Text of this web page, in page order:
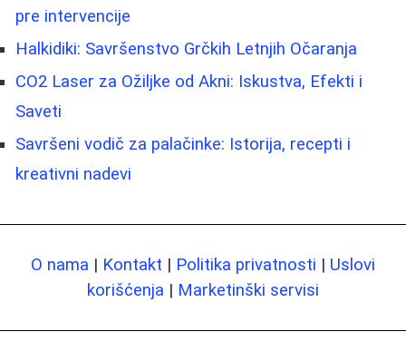
pre intervencije
Halkidiki: Savršenstvo Grčkih Letnjih Očaranja
CO2 Laser za Ožiljke od Akni: Iskustva, Efekti i
Saveti
Savršeni vodič za palačinke: Istorija, recepti i
kreativni nadevi
O nama | Kontakt | Politika privatnosti | Uslovi
korišćenja | Marketinški servisi